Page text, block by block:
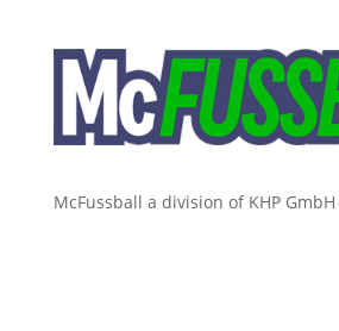
McFussball a division of KHP GmbH